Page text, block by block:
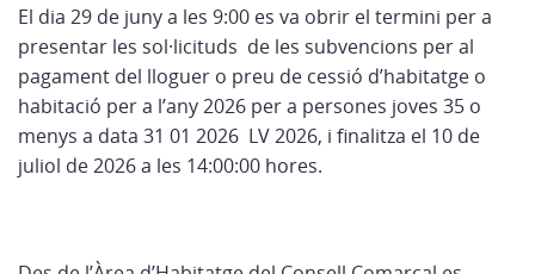
El dia 29 de juny a les 9:00 es va obrir el termini per a
presentar les sol·licituds de les subvencions per al
pagament del lloguer o preu de cessió d’habitatge o
habitació per a l’any 2026 per a persones joves 35 o
menys a data 31 01 2026 LV 2026, i finalitza el 10 de
juliol de 2026 a les 14:00:00 hores.